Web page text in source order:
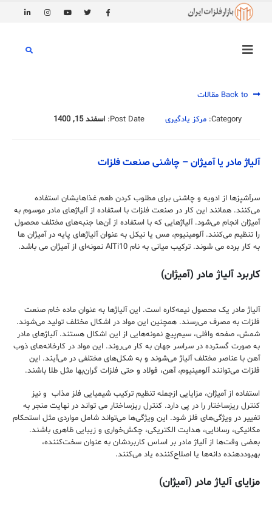
Category: مرکز یادگیری Post Date: اسفند 15, 1400
آلیاژ مادر یا آمیژان – چاشنی صنعت فلزات
سرآشپز‌ها از ادویه و چاشنی برای مطلوب کردن طعم غذا‌هایشان استفاده
می‌کنند. همانند این کار در صنعت فلزات با استفاده از آلیاژ‌های مادر موسوم به
آمیژان انجام می‌شود. آلیاژهایی که با استفاده از آن‌ها جنبه‌های مختلف محصول
را تنظیم می‌کنند. آلومینیوم، مس یا نیکل به عنوان آلیاژهای پایه در آمیژان ها
به کار برده می شوند. ترکیب میانی به نام AlTi10 نمونه‌ای از آمیژان می باشد.
کاربرد آلیاژ مادر (آمیژان)
آلیاژ مادر یک محصول نیمه‌کاره است. این آلیاژ‌ها به عنوان ماده خام صنعت
فلزات به مصرف می‌رسند. همچنین این مواد در اشکال مختلف تولید می‌شوند.
شمش، صفحه وافلی، سیم‌پیچ نمونه‌هایی از این اشکال هستند. آلیاژ‌های مادر
به صورت گسترده در سراسر جهان به کار می‌روند. این مواد در کارخانه‌های ذوب
آهن با عناصر مختلف آلیاژ‌ می‌شوند و به شکل‌های مختلفی در می‌آیند. این
فلزات می‌توانند آلومینیوم، آهن، فولاد و حتی فلزات گران‌بها مثل طلا باشند.
استفاده از آمیژان، مزایایی ازجمله تنظیم ترکیب شیمیایی فلز مذاب و نیز
کنترل ریزساختار را در پی دارد. کنترل ریزساختار می تواند در نهایت منجر به
تغییر در ویژگی‌های فلز شود. این ویژگی‌ها می‌تواند شامل مواردی مثل استحکام
مکانیکی، رسانایی، هدایت الکتریکی، چکش‌خواری و زیبایی ظاهری باشند.
بعضی وقت‌ها از آلیاژ مادر بر اساس کاربردشان به عنوان سخت‌کننده،
بهبودد‌هنده دانه‌ها یا اصلاح‌کننده یاد می‌کنند.
مزایای آلیاژ مادر (آمیژان)